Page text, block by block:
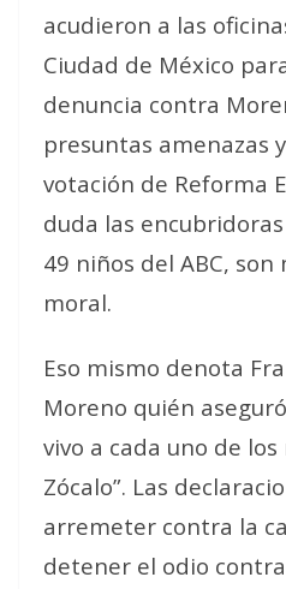
acudieron a las
Ciudad de México
denuncia contra
presuntas amenazas
votación de Reforma
duda las encubridoras
49 niños del ABC,
moral.
Eso mismo denota
Moreno quién
vivo a cada uno de
Zócalo”. Las
arremeter contra la
detener el odio